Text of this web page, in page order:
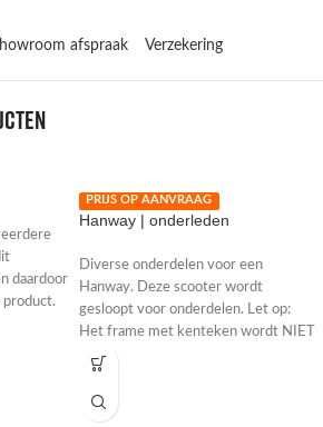
afspraak Verzekering
daardoor
product.
PRIJS OP AANVRAAG
Hanway | onderleden
Diverse onderdelen voor een
Hanway. Deze scooter wordt
gesloopt voor onderdelen. Let op:
Het frame met kenteken wordt NIET